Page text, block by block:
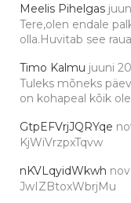
Meelis Pihelgas
Tere,olen endale
olla.Huvitab see
Timo Kalmu juuni
Tuleks mõneks
on kohapeal kõik
GtpEFVrjJQRYqe
KjWiVrzpxTqvw
nKVLqyidWkwh
JwIZBtoxWbrjMu